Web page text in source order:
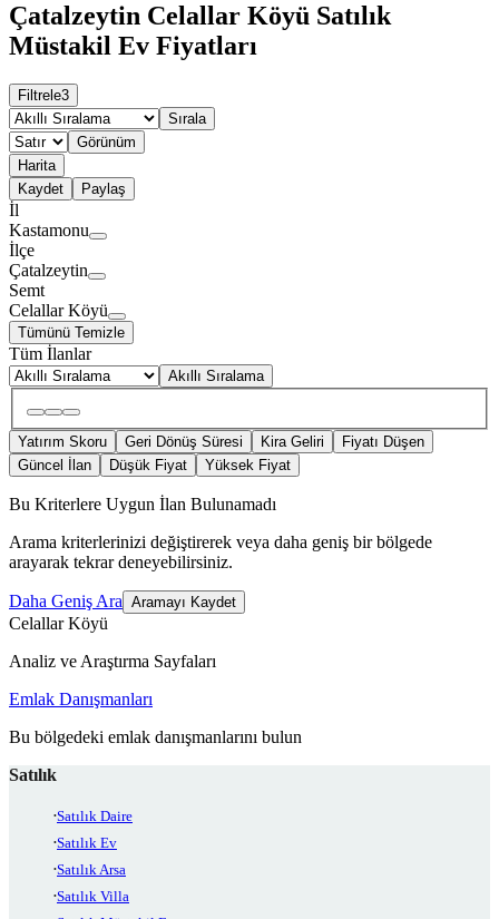
Çatalzeytin Celallar Köyü Satılık
Müstakil Ev Fiyatları
Filtrele3
Sırala
Görünüm
Harita
Kaydet
Paylaş
İl
Kastamonu
İlçe
Çatalzeytin
Semt
Celallar Köyü
Tümünü Temizle
Tüm İlanlar
Akıllı Sıralama
Yatırım Skoru Geri Dönüş Süresi Kira Geliri
Fiyatı Düşen
Güncel İlan
Düşük Fiyat Yüksek Fiyat
Bu Kriterlere Uygun İlan Bulunamadı
Arama kriterlerinizi değiştirerek veya daha geniş bir bölgede
arayarak tekrar deneyebilirsiniz.
Daha Geniş Ara Aramayı Kaydet
Celallar Köyü
Analiz ve Araştırma Sayfaları
Emlak Danışmanları
Bu bölgedeki emlak danışmanlarını bulun
Satılık
Satılık Daire
Satılık Ev
Satılık Arsa
Satılık Villa